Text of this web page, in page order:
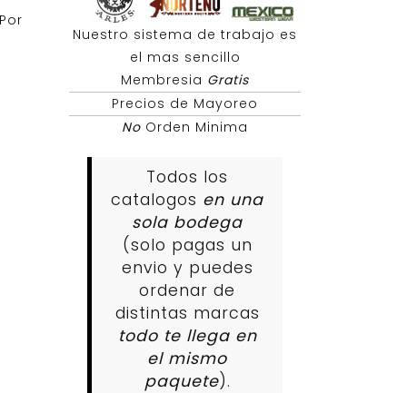
Nuestro sistema de trabajo es
el mas sencillo
Membresia Gratis
Precios de Mayoreo
No Orden Minima
Todos los
catalogos en una
sola bodega
(solo pagas un
envio y puedes
ordenar de
distintas marcas
todo te llega en
el mismo
paquete).